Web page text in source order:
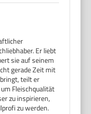
Er liebt
sie auf seinem
gerade Zeit mit
teilt er
Fleischqualität
zu inspirieren,
zu werden.